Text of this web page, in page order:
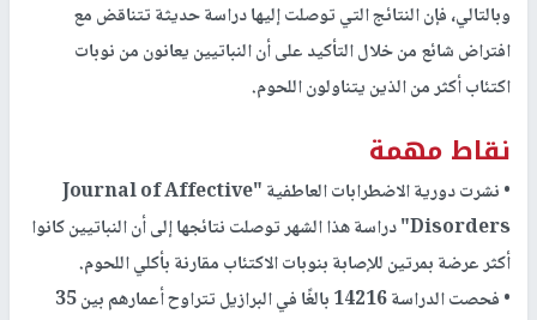
وبالتالي، فإن النتائج التي توصلت إليها دراسة حديثة تتناقض مع
افتراض شائع من خلال التأكيد على أن النباتيين يعانون من نوبات
اكتئاب أكثر من الذين يتناولون اللحوم.
نقاط مهمة
• نشرت دورية الاضطرابات العاطفية "Journal of Affective
Disorders" دراسة هذا الشهر توصلت نتائجها إلى أن النباتيين كانوا
أكثر عرضة بمرتين للإصابة بنوبات الاكتئاب مقارنة بأكلي اللحوم.
• فحصت الدراسة 14216 بالغًا في البرازيل تتراوح أعمارهم بين 35